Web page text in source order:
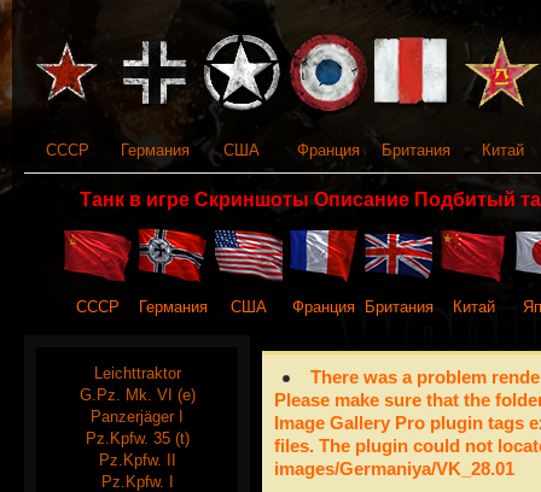
СССР Германия США Франция Британия Китай
Танк в игре Скриншоты Описание Подбитый
СССР Германия США Франция Британия Китай
Leichttraktor
G.Pz. Mk. VI (e)
Panzerjäger I
Pz.Kpfw. 35 (t)
Pz.Kpfw. II
Pz.Kpfw. I
There was a problem
Please make sure that the
Image Gallery Pro plugin tags
files. The plugin could not
images/Germaniya/VK_28.01